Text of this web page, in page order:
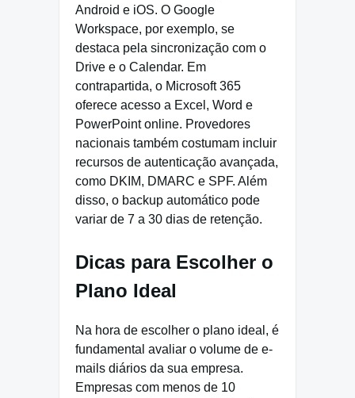
Android e iOS. O Google
Workspace, por exemplo, se
destaca pela sincronização com o
Drive e o Calendar. Em
contrapartida, o Microsoft 365
oferece acesso a Excel, Word e
PowerPoint online. Provedores
nacionais também costumam incluir
recursos de autenticação avançada,
como DKIM, DMARC e SPF. Além
disso, o backup automático pode
variar de 7 a 30 dias de retenção.
Dicas para Escolher o
Plano Ideal
Na hora de escolher o plano ideal, é
fundamental avaliar o volume de e-
mails diários da sua empresa.
Empresas com menos de 10